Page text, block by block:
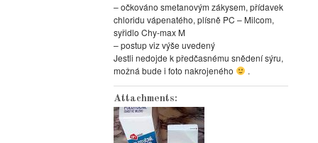
– očkováno smetanovým zákysem, přídavek
chloridu vápenatého, plísně PC – Milcom,
syřidlo Chy-max M
– postup viz výše uvedený
Jestli nedojde k předčasnému snědení sýru,
možná bude i foto nakrojeného
.
Attachments: